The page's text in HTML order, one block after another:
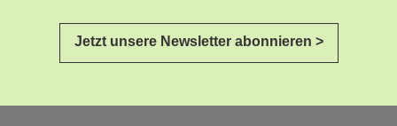
Jetzt unsere Newsletter abonnieren >